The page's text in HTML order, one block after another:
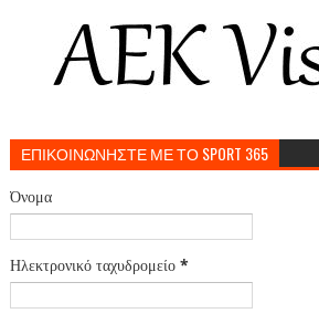
ΕΠΙΚΟΙΝΩΝΗΣΤΕ ΜΕ ΤΟ SPORT 365
Όνομα
Ηλεκτρονικό ταχυδρομείο *